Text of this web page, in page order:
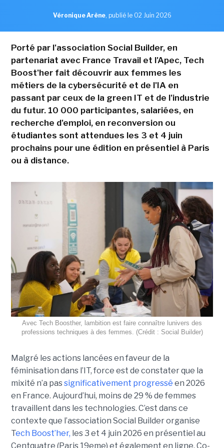
Véronique Arène, publié le 02 Juin 2026
Porté par l'association Social Builder, en
partenariat avec France Travail et l'Apec, Tech
Boost'her fait découvrir aux femmes les
métiers de la cybersécurité et de l'IA en
passant par ceux de la green IT et de l'industrie
du futur. 10 000 participantes, salariées, en
recherche d'emploi, en reconversion ou
étudiantes sont attendues les 3 et 4 juin
prochains pour une édition en présentiel à Paris
ou à distance.
Avec Tech Boosther, lambition est faire connaître lunivers des
professions techniques à des femmes. (Crédit : Social Builder)
Malgré les actions lancées en faveur de la
féminisation dans l’IT, force est de constater que la
mixité n’a passignificativement progressé en 2026
en France. Aujourd’hui, moins de 29 % de femmes
travaillent dans les technologies. C’est dans ce
contexte que l’association Social Builder organise
Tech Boost’her, les 3 et 4 juin 2026 en présentiel au
Centquatre (Paris 19eme) et également en ligne. Co-